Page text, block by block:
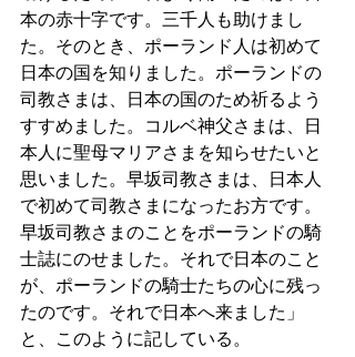
本の赤十字です。三千人も助けまし
た。そのとき、ポーランド人は初めて
日本の国を知りました。ポーランドの
司教さまは、日本の国のため祈るよう
すすめました。コルベ神父さまは、日
本人に聖母マリアさまを知らせたいと
思いました。早坂司教さまは、日本人
で初めて司教さまになったお方です。
早坂司教さまのことをポーランドの騎
士誌にのせました。それで日本のこと
が、ポーランドの騎士たちの心に残っ
たのです。それで日本へ来ました」
と、このように記している。